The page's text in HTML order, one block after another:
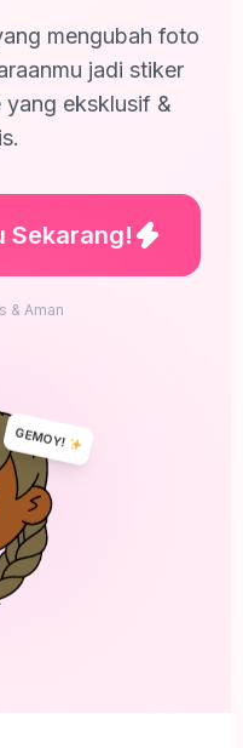
mengubah foto
jadi stiker
eksklusif &
Sekarang!
& Aman
GEMOY!